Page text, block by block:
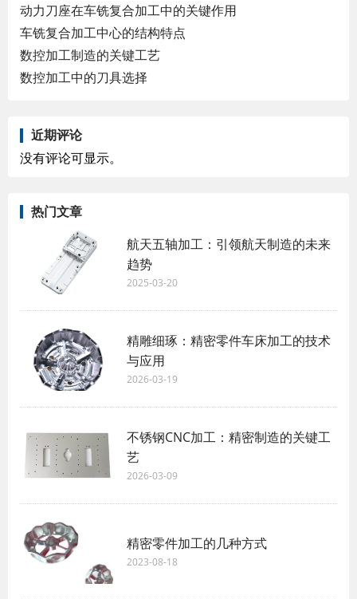
动力刀座在车铣复合加工中的关键作用
车铣复合加工中心的结构特点
数控加工制造的关键工艺
数控加工中的刀具选择
近期评论
没有评论可显示。
热门文章
航天五轴加工：引领航天制造的未来
趋势
2025-03-20
精雕细琢：精密零件车床加工的技术
与应用
2026-03-19
不锈钢CNC加工：精密制造的关键工
艺
2026-03-09
精密零件加工的几种方式
2023-08-18